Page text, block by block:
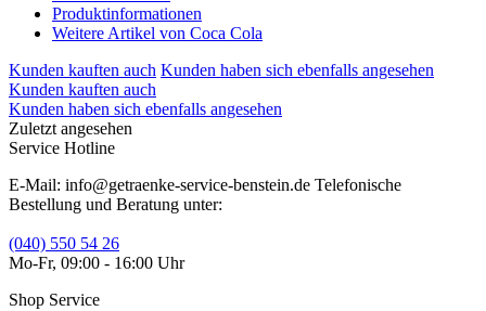
Produktinformationen
Weitere Artikel von Coca Cola
Kunden kauften auch Kunden haben sich ebenfalls angesehen
Kunden kauften auch
Kunden haben sich ebenfalls angesehen
Zuletzt angesehen
Service Hotline
E-Mail: info@getraenke-service-benstein.de Telefonische
Bestellung und Beratung unter:
(040) 550 54 26
Mo-Fr, 09:00 - 16:00 Uhr
Shop Service